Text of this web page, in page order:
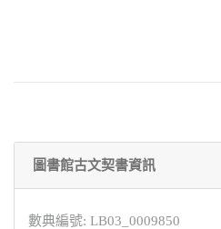
圖書館古文契書資訊
數典編號: LB03_0009850